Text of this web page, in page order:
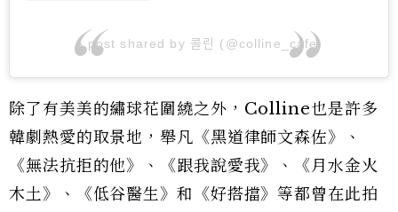
A post shared by 콜린 (@colline_cafe)
除了有美美的繡球花圍繞之外，Colline也是許多
韓劇熱愛的取景地，舉凡《黑道律師文森佐》、
《無法抗拒的他》、《跟我說愛我》、《月水金火
木土》、《低谷醫生》和《好搭擋》等都曾在此拍